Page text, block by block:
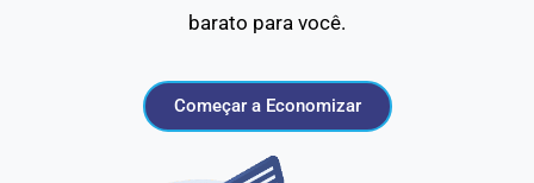
barato para você.
Começar a Economizar